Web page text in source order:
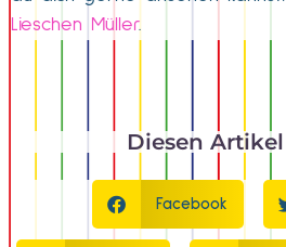
Lieschen Müller.
Diesen
Facebook